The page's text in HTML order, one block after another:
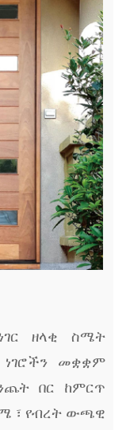
ዘላቂ ስሜት
መቋቋም
በር ከምርጥ
፣ የብረት ውጫዊ